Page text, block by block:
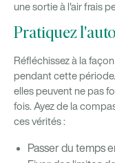
une sortie à l'air frais
Pratiquez
Réfléchissez à la
pendant cette
elles peuvent ne pas
fois. Ayez de la
ces vérités :
Passer du temps